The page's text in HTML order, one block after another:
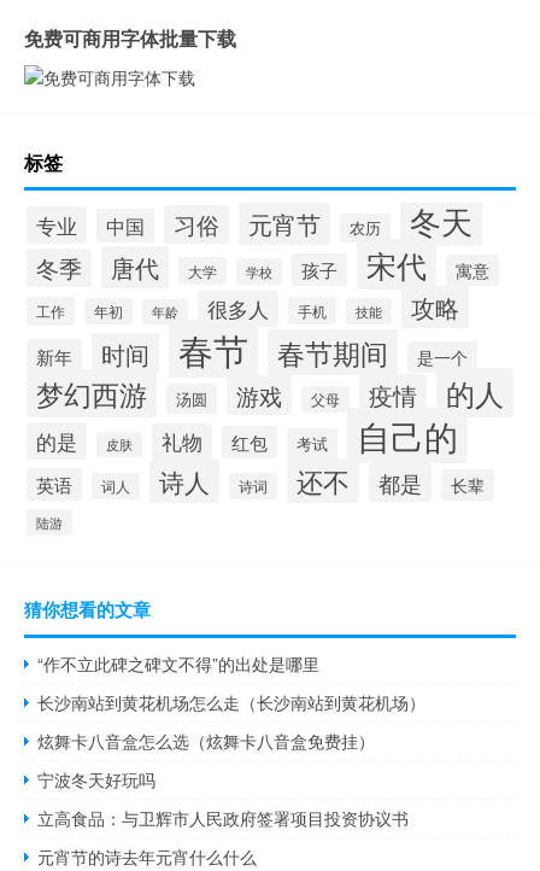
免费可商用字体批量下载
标签
专业 中国 习俗 元宵节 农历 冬天
冬季 唐代 大学 学校 孩子 宋代 寓意
工作 年初 年龄 很多人 手机 技能 攻略
新年 时间 春节 春节期间 是一个
梦幻西游 汤圆 游戏 父母 疫情 的人
的是 皮肤 礼物 红包 考试 自己的
英语 词人 诗人 诗词 还不 都是 长辈
陆游
猜你想看的文章
“作不立此碑之碑文不得”的出处是哪里
长沙南站到黄花机场怎么走（长沙南站到黄花机场）
炫舞卡八音盒怎么选（炫舞卡八音盒免费挂）
宁波冬天好玩吗
立高食品：与卫辉市人民政府签署项目投资协议书
元宵节的诗去年元宵什么什么